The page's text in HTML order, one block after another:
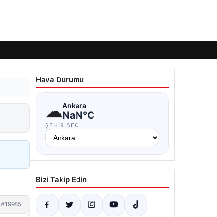
#19985
Hava Durumu
☁Ankara
NaN°C
ŞEHIR SEÇ
Bizi Takip Edin